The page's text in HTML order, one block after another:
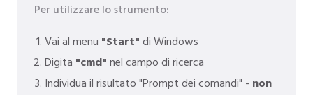
Per utilizzare lo strumento:
Vai al menu "Start"di Windows
Digita "cmd"nel campo di ricerca
Individua il risultato "Prompt dei comandi" - non